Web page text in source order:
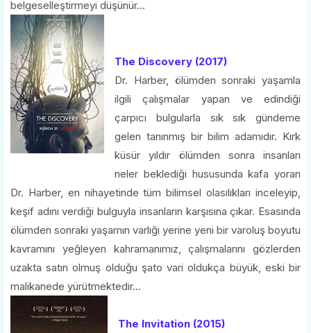
belgeselleştirmeyi düşünür...
The Discovery (2017)
Dr. Harber, ölümden sonraki yaşamla
ilgili çalışmalar yapan ve edindiği
çarpıcı bulgularla sık sık gündeme
gelen tanınmış bir bilim adamıdır. Kırk
küsür yıldır ölümden sonra insanları
neler beklediği hususunda kafa yoran
Dr. Harber, en nihayetinde tüm bilimsel olasılıkları inceleyip,
keşif adını verdiği bulguyla insanların karşısına çıkar. Esasında
ölümden sonraki yaşamın varlığı yerine yeni bir varoluş boyutu
kavramını yeğleyen kahramanımız, çalışmalarını gözlerden
uzakta satın olmuş olduğu şato vari oldukça büyük, eski bir
malikanede yürütmektedir...
The Invitation (2015)